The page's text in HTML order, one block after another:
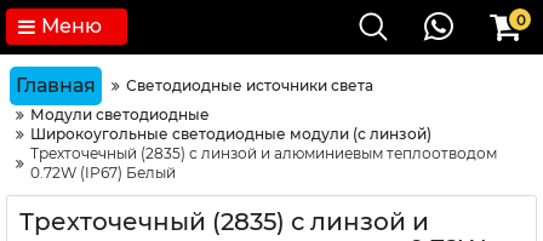
Меню 0
Главная
Светодиодные источники света
Модули светодиодные
Широкоугольные светодиодные модули (с линзой)
Трехточечный (2835) с линзой и алюминиевым теплоотводом
0.72W (IP67) Белый
Трехточечный (2835) с линзой и